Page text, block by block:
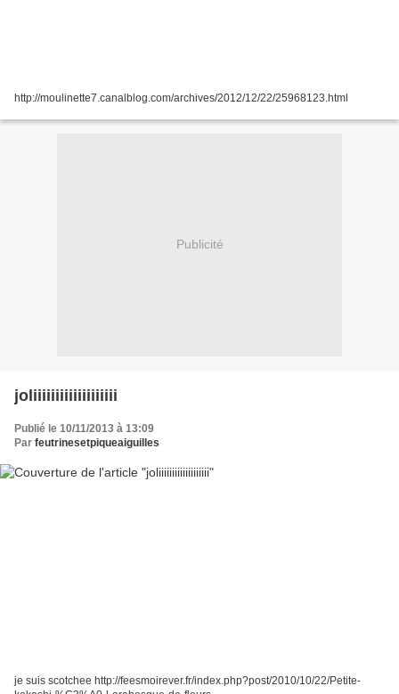
http://moulinette7.canalblog.com/archives/2012/12/22/25968123.html
Publicité
joliiiiiiiiiiiiiiiiiii
Publié le 10/11/2013 à 13:09
Par feutrinesetpiqueaiguilles
je suis scotchee http://feesmoirever.fr/index.php?post/2010/10/22/Petite-